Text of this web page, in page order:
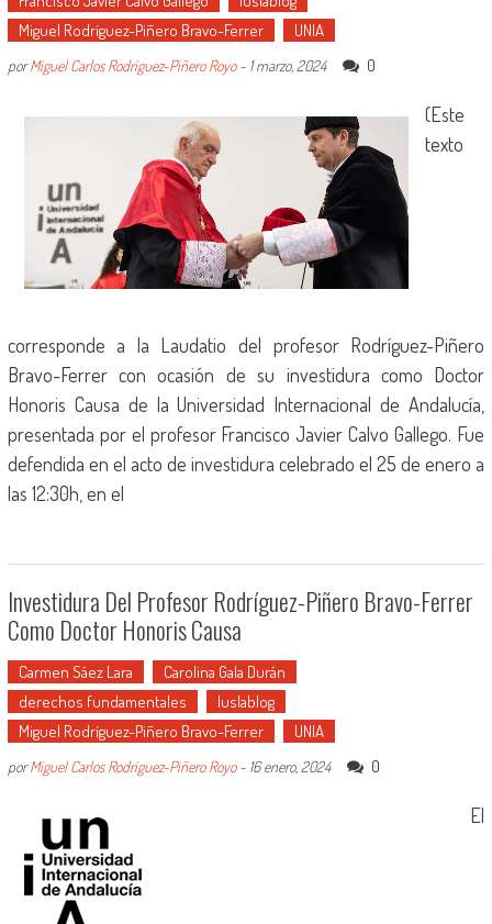
Miguel Rodríguez-Piñero Bravo-Ferrer
UNIA
porMiguel Carlos Rodríguez-Piñero Royo- 1 marzo, 2024 0
(Este
texto
corresponde a la Laudatio del profesor Rodríguez-Piñero
Bravo-Ferrer con ocasión de su investidura como Doctor
Honoris Causa de la Universidad Internacional de Andalucía,
presentada por el profesor Francisco Javier Calvo Gallego. Fue
defendida en el acto de investidura celebrado el 25 de enero a
las 12:30h, en el
Investidura Del Profesor Rodríguez-Piñero Bravo-Ferrer
Como Doctor Honoris Causa
Carmen Sáez Lara
Carolina Gala Durán
derechos fundamentales
Iuslablog
Miguel Rodríguez-Piñero Bravo-Ferrer
UNIA
porMiguel Carlos Rodríguez-Piñero Royo- 16 enero, 2024 0
El